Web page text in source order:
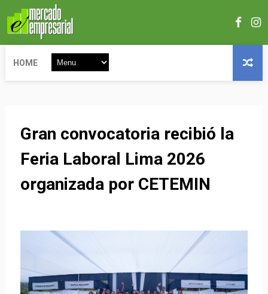
HOME
Gran convocatoria recibió la
Feria Laboral Lima 2026
organizada por CETEMIN